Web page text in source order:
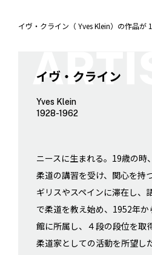
イヴ・クライン（ Yves Klein）の作品が
イヴ・クライン
Yves Klein
1928-1962
ニースに生まれる。19歳の時
柔道の講習を受け、関心を持
ギリスやスペインに滞在し、
で柔道を教え始め、1952年
館に所属し、４段の段位を取
柔道家としての活動を所望し